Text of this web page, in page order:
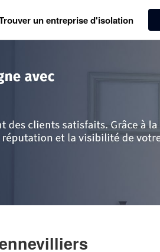
un entreprise d'isolation